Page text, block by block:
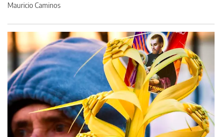
Mauricio Caminos